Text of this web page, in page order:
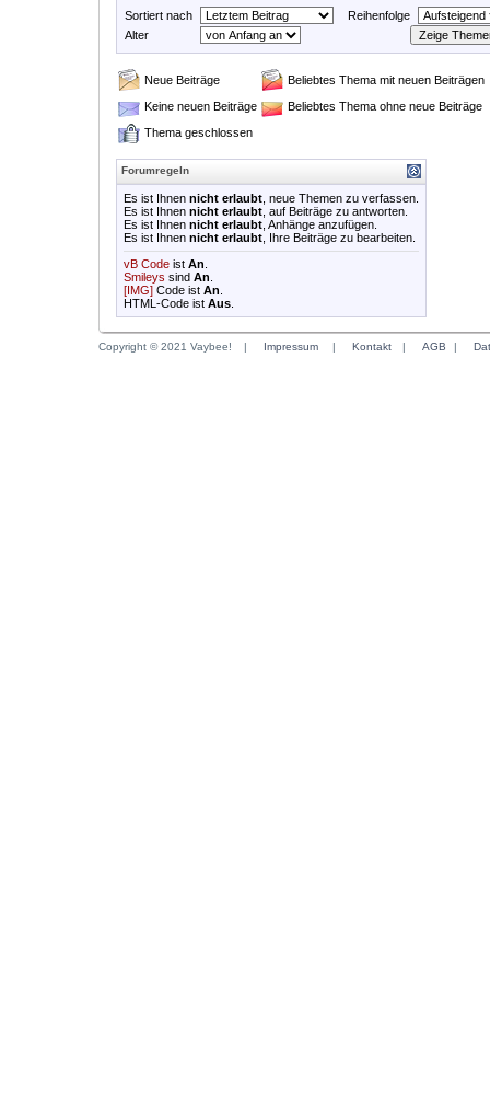
Sortiert nach
Reihenfolge
Alter
Neue Beiträge
Beliebtes Thema mit neuen Beiträgen
Keine neuen Beiträge
Beliebtes Thema ohne neue Beiträge
Thema geschlossen
Forumregeln
Es ist Ihnen nicht erlaubt , neue Themen zu verfassen.
Es ist Ihnen nicht erlaubt , auf Beiträge zu antworten.
Es ist Ihnen nicht erlaubt , Anhänge anzufügen.
Es ist Ihnen nicht erlaubt , Ihre Beiträge zu bearbeiten.
vB Code ist An
Smileys sind An
[IMG] Code ist An
HTML-Code ist Aus
Copyright © 2021 Vaybee! | Impressum | Kontakt | AGB |